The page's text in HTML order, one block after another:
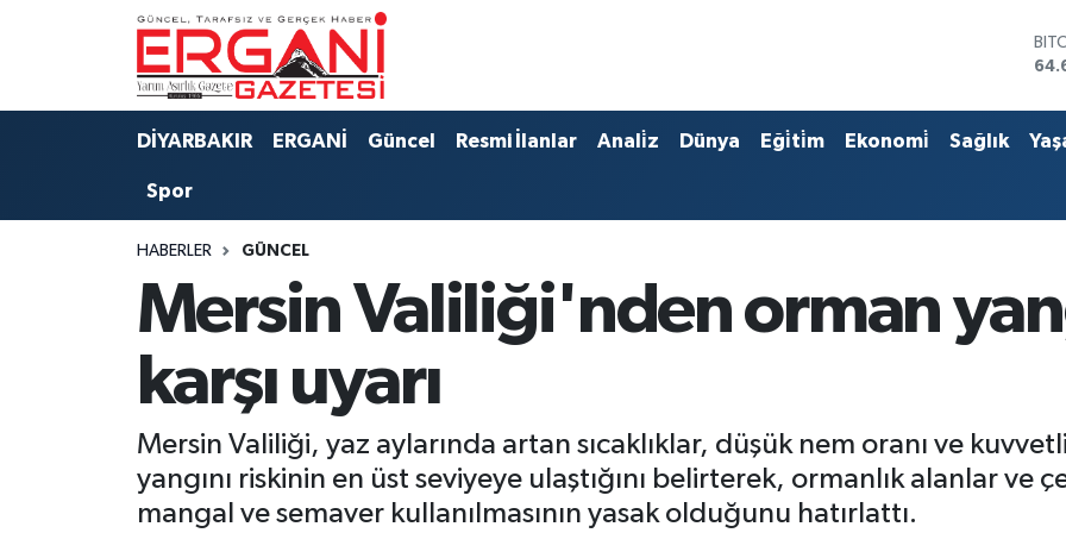
DİYARBAKIR ERGANİ Güncel Resmi İlanlar Anali̇z Dünya Eği̇ti̇m Ekonomi̇ Sağlık
Spor
HABERLER GÜNCEL
Mersin Valiliği'nden orman
karşı uyarı
Mersin Valiliği, yaz aylarında artan sıcaklıklar, düşük nem oranı ve
yangını riskinin en üst seviyeye ulaştığını belirterek, ormanlık alanlar ve
mangal ve semaver kullanılmasının yasak olduğunu hatırlattı.
DİYARBAKIR
BAĞLAR
ERGANİ
Resmi İlanlar
Si̇yaset
Ergani Nöbetçi Eczaneler
Ergani Hava Durumu
Tüm Manşetler
Son Dakika Haberleri
Haber Arşivi